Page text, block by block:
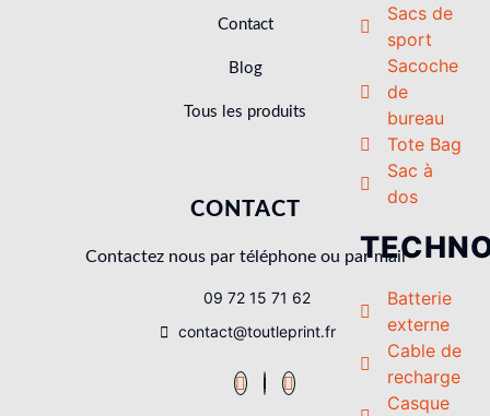
Sacs de
sport
Sacoche
de
bureau
Tote Bag
Sac à
dos
Batterie
externe
Cable de
recharge
Casque
Contact
Blog
Tous les produits
CONTACT
Contactez nous par téléphone ou par mail
09 72 15 71 62
contact@toutleprint.fr